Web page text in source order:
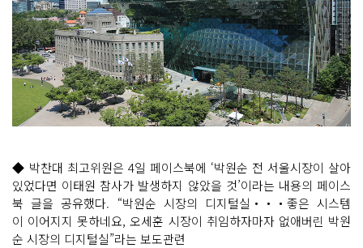
◆ 박찬대 최고위원은 4일 페이스북에 ‘박원순 전 서울시장이 살아
있었다면 이태원 참사가 발생하지 않았을 것’이라는 내용의 페이스
북 글을 공유했다. “박원순 시장의 디지털실‧‧‧좋은 시스템
이 이어지지 못하네요, 오세훈 시장이 취임하자마자 없애버린 박원
순 시장의 디지털실”라는 보도관련